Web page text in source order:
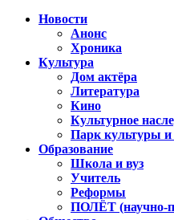
Новости
Анонс
Хроника
Культура
Дом актёра
Литература
Кино
Культурное
Парк культуры и
Образование
Школа и вуз
Учитель
Реформы
ПОЛЁТ (научно-